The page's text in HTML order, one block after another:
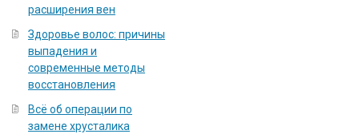
расширения вен
Здоровье волос: причины
выпадения и
современные методы
восстановления
Всё об операции по
замене хрусталика